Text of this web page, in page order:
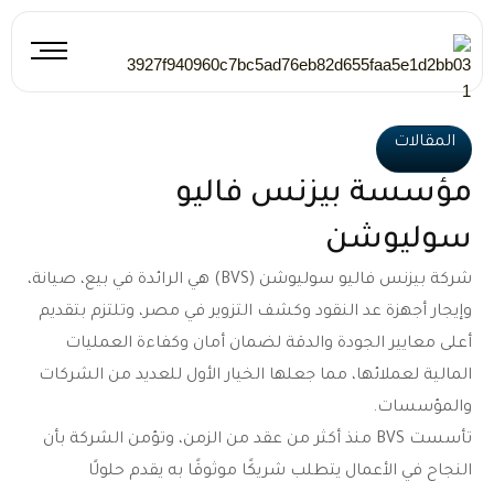
المحتوى
المقالات
مؤسسة بيزنس فاليو
سوليوشن
شركة بيزنس فاليو سوليوشن (BVS) هي الرائدة في بيع، صيانة،
وإيجار أجهزة عد النقود وكشف التزوير في مصر، وتلتزم بتقديم
أعلى معايير الجودة والدقة لضمان أمان وكفاءة العمليات
المالية لعملائها، مما جعلها الخيار الأول للعديد من الشركات
والمؤسسات.
تأسست BVS منذ أكثر من عقد من الزمن، وتؤمن الشركة بأن
النجاح في الأعمال يتطلب شريكًا موثوقًا به يقدم حلولًا